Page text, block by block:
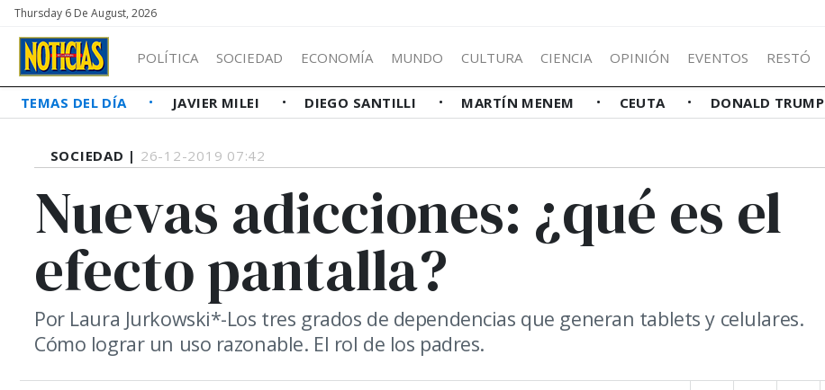
Thursday 6 De August, 2026
POLÍTICA SOCIEDAD ECONOMÍA MUNDO CULTURA CIENCIA OPINIÓN EVENTOS RESTÓ
TEMAS DEL DÍA JAVIER MILEI DIEGO SANTILLI MARTÍN MENEM CEUTA DONALD TRUMP
SOCIEDAD | 26-12-2019 07:42
Nuevas adicciones: ¿qué es el
efecto pantalla?
Por Laura Jurkowski*-Los tres grados de dependencias que generan tablets y celulares.
Cómo lograr un uso razonable. El rol de los padres.